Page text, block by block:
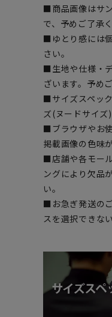
■商品画像はサ
で、予めご了承
■ゆとり感には
さい。
■生地や仕様・
ざいます。予め
■サイズスペッ
ズ(ヌードサイズ
■ブラウザやお
掲載画像の色味
■店舗や各モー
ングにより欠品
い。
■お急ぎ発送の
スを選択できな